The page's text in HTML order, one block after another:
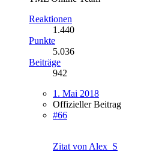
Reaktionen
1.440
Punkte
5.036
Beiträge
942
1. Mai 2018
Offizieller Beitrag
#66
Zitat von Alex_S